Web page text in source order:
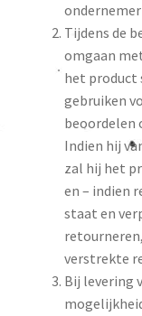
Tijdens de
omgaan
het product
gebruiken
beoordelen
Indien hij
zal hij het
en – indien
staat en
verstrekte
Bij levering